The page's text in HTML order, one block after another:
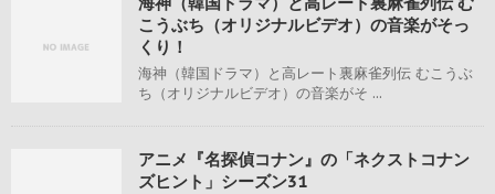
こうぶち（オリジナルビデオ）の音楽がそっ
くり！
海神（韓国ドラマ）と高レート裏麻雀列伝 むこうぶ
ち（オリジナルビデオ）の音楽がそ ...
アニメ『名探偵コナン』の「ネクストコナン
ズヒント」シーズン31